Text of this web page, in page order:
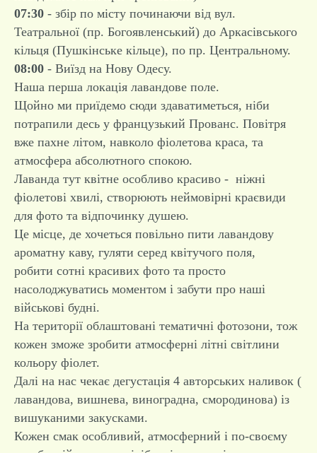
07:30 - збір по місту починаючи від вул.
Театральної (пр. Богоявленський) до Аркасівського
кільця (Пушкінське кільце), по пр. Центральному.
08:00 - Виїзд на Нову Одесу.
Наша перша локація лавандове поле.
Щойно ми приїдемо сюди здаватиметься, ніби
потрапили десь у французький Прованс. Повітря
вже пахне літом, навколо фіолетова краса, та
атмосфера абсолютного спокою.
Лаванда тут квітне особливо красиво - ніжні
фіолетові хвилі, створюють неймовірні краєвиди
для фото та відпочинку душею.
Це місце, де хочеться повільно пити лавандову
ароматну каву, гуляти серед квітучого поля,
робити сотні красивих фото та просто
насолоджуватись моментом і забути про наші
військові будні.
На території облаштовані тематичні фотозони, тож
кожен зможе зробити атмосферні літні світлини
кольору фіолет.
Далі на нас чекає дегустація 4 авторських наливок (
лавандова, вишнева, виноградна, смородинова) із
вишуканими закусками.
Кожен смак особливий, атмосферний і по-своєму